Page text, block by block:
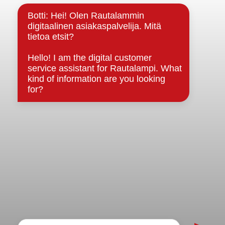
Strategiat, ohjelmat, ohjeet, suunnitelmat, säännöt ja
sopimukset
Asiakirjajulkisuuskuvaus
Saavutettavuusseloste
Tietosuoja
Tietosuojaselosteet